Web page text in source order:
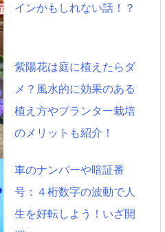
インかもしれない話！？
紫陽花は庭に植えたらダ
メ？風水的に効果のある
植え方やプランター栽培
のメリットも紹介！
車のナンバーや暗証番
号：４桁数字の波動で人
生を好転しよう！いざ開